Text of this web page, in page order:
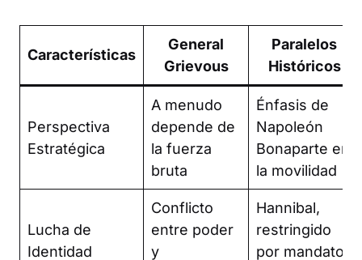
Características
General
Grievous
Paralelos
Históricos
Perspectiva
Estratégica
A menudo
depende de
la fuerza
bruta
Énfasis de
Napoleón
Bonaparte en
la movilidad
Lucha de
Identidad
Conflicto
entre poder
y
Hannibal,
restringido
por mandatos